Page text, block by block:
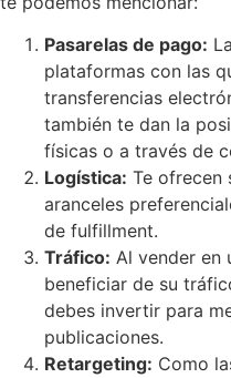
Pasarelas de pago:
plataformas con las
transferencias
también te dan la
físicas o a través de
Logística: Te ofrecen
aranceles
de fulfillment.
Tráfico: Al vender en
beneficiar de su
debes invertir para
publicaciones.
Retargeting: Como